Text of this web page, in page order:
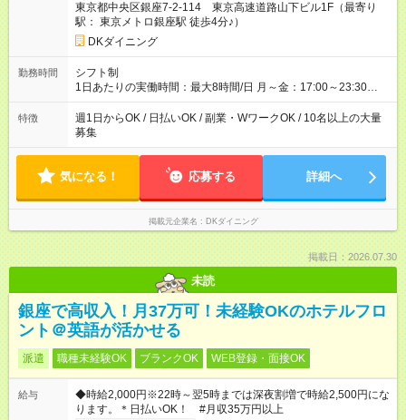
東京都中央区銀座7-2-114 東京高速道路山下ビル1F（最寄り
駅： 東京メトロ銀座駅 徒歩4分♪）
DKダイニング
勤務時間
シフト制
1日あたりの実働時間：最大8時間/日 月～金：17:00～23:30
土：14:00～翌5:00 祝前日：17:00～翌5:00 日祝日：14:00～
23:30 ★上記時間から1日3時間～OK ★週1日～OK◎ ※22時以降
勤務は18歳以上(法令による) ■自由シフト制
特徴
週1日からOK / 日払いOK / 副業・WワークOK / 10名以上の大量
募集
気になる！ 応募する 詳細へ
掲載元企業名 DKダイニング
掲載日：2026.07.30
未読
銀座で高収入！月37万可！未経験OKのホテルフロ
ント＠英語が活かせる
派遣 職種未経験OK ブランクOK WEB登録・面接OK
給与
◆時給2,000円※22時～翌5時までは深夜割増で時給2,500円にな
ります。＊日払いOK！ #月収35万円以上